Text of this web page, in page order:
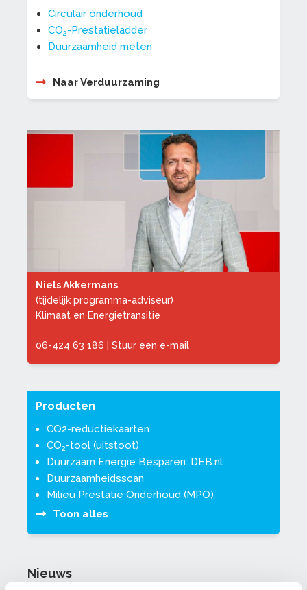
Circulair onderhoud
CO2-Prestatieladder
Duurzaamheid meten
Naar Verduurzaming
Niels Akkermans
(tijdelijk programma-adviseur)
Klimaat en Energietransitie
06-424 63 186 Stuur een e-mail
Producten
CO2-reductiekaarten
CO2-tool (uitstoot)
Duurzaam Energie Besparen: DEB.nl
Duurzaamheidsscan
Milieu Prestatie Onderhoud (MPO)
Toon alles
Nieuws